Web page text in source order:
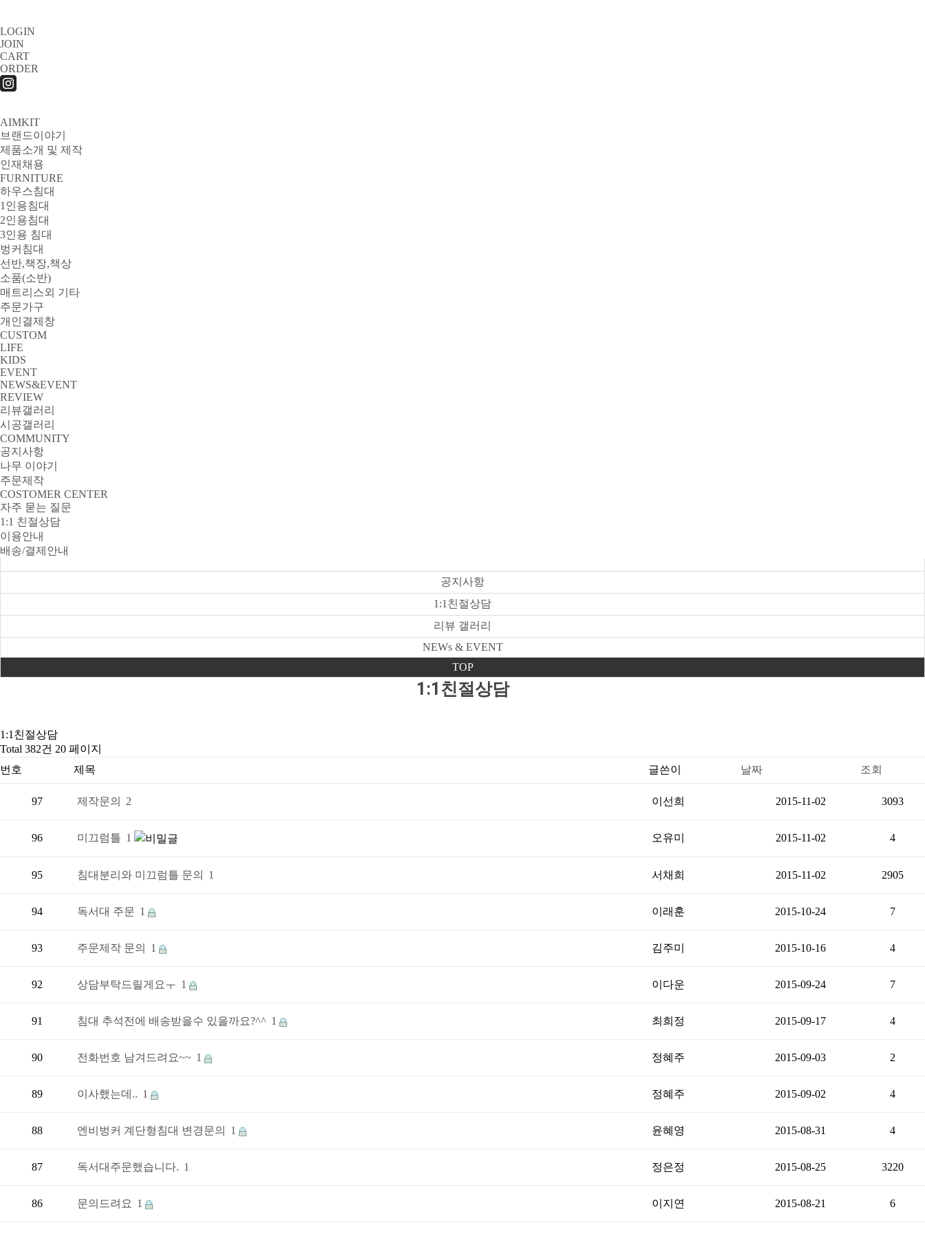
LOGIN
JOIN
CART
ORDER
AIMKIT
브랜드이야기
제품소개 및 제작
인재채용
FURNITURE
하우스침대
1인용침대
2인용침대
3인용 침대
벙커침대
선반,책장,책상
소품(소반)
매트리스외 기타
주문가구
개인결제창
CUSTOM
LIFE
KIDS
EVENT
NEWS&EVENT
REVIEW
리뷰갤러리
시공갤러리
COMMUNITY
공지사항
나무 이야기
주문제작
COSTOMER CENTER
자주 묻는 질문
1:1 친절상담
이용안내
배송/결제안내
공지사항
1:1친절상담
리뷰 갤러리
NEWs & EVENT
TOP
1:1친절상담
1:1친절상담
Total 382건 20 페이지
번호
제목 글쓴이 날짜 조회
97 제작문의 2 이선희 2015-11-02 3093
96 미끄럼틀 1 오유미 2015-11-02 4
95 침대분리와 미끄럼틀 문의 1 서채희 2015-11-02 2905
94 독서대 주문 1 이래훈 2015-10-24 7
93 주문제작 문의 1 김주미 2015-10-16 4
92 상담부탁드릴게요ㅜ 1 이다운 2015-09-24 7
91 침대 추석전에 배송받을수 있을까요?^^ 1 최희정 2015-09-17 4
90 전화번호 남겨드려요~~ 1 정혜주 2015-09-03 2
89 이사했는데.. 1 정혜주 2015-09-02 4
88 엔비벙커 계단형침대 변경문의 1 윤혜영 2015-08-31 4
87 독서대주문했습니다. 1 정은정 2015-08-25 3220
86 문의드려요 1 이지연 2015-08-21 6